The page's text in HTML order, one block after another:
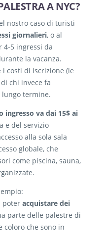
A NYC?
nostro caso di turisti
giornalieri, o al
4-5 ingressi da
la vacanza.
i costi di iscrizione (le
chi invece fa
termine.
ingresso va dai 15$ ai
e del servizio
alla sola sala
globale, che
come piscina, sauna,
poter acquistare dei
parte delle palestre di
coloro che sono in